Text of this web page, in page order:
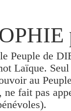
Peuple de
Laïque.
au
ne fait pas